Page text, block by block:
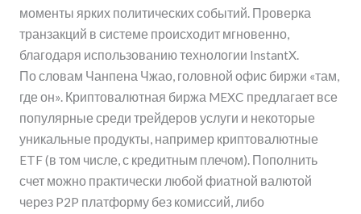
моменты ярких политических событий. Проверка
транзакций в системе происходит мгновенно,
благодаря использованию технологии InstantX.
По словам Чанпена Чжао, головной офис биржи «там,
где он». Криптовалютная биржа MEXC предлагает все
популярные среди трейдеров услуги и некоторые
уникальные продукты, например криптовалютные
ETF (в том числе, с кредитным плечом). Пополнить
счет можно практически любой фиатной валютой
через P2P платформу без комиссий, либо